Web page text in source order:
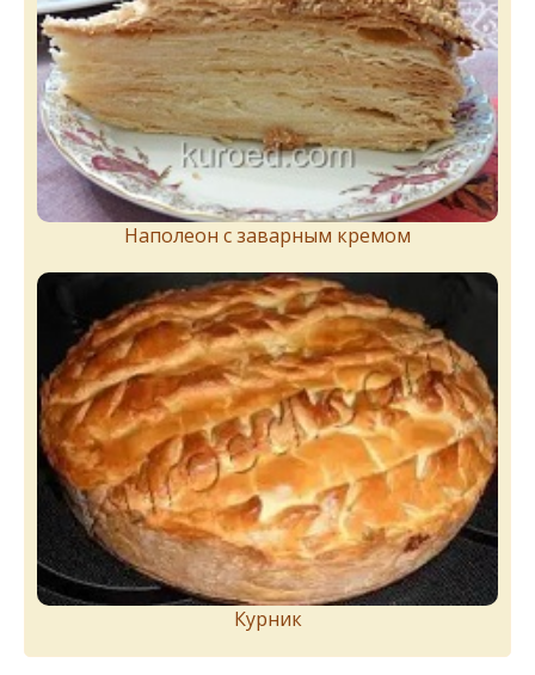
Наполеон с заварным кремом
Курник